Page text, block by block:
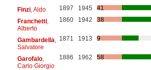
Finzi, Aldo 1897 1945
41
Franchetti,
Alberto
1860 1942 38
Gambardella
Salvatore
1871 1913 9
Garofalo,
Carlo Giorgio
1886 1962 58